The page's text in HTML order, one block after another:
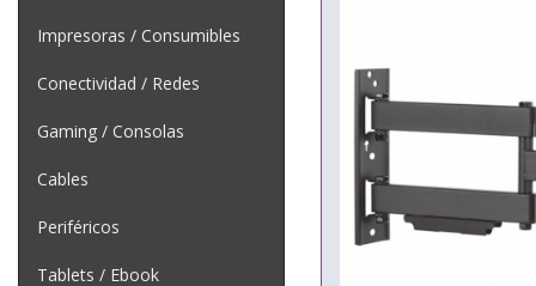
Impresoras / Consumibles
Conectividad / Redes
Gaming / Consolas
Cables
Periféricos
Tablets / Ebook